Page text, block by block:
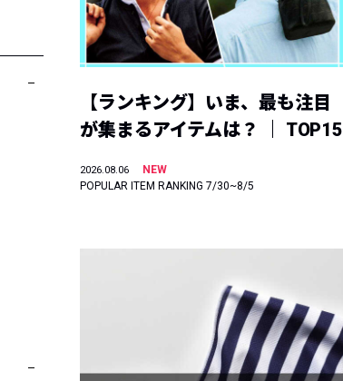
【ランキング】いま、最も注目
が集まるアイテムは？ ｜ TOP15
2026.08.06
NEW
POPULAR ITEM RANKING 7/30~8/5